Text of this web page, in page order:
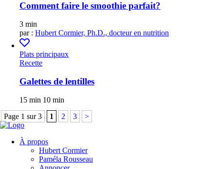
Comment faire le smoothie parfait?
3 min
par : Hubert Cormier, Ph.D., docteur en nutrition
Plats principaux
Recette
Galettes de lentilles
15 min 10 min
Page 1 sur 3
1 2 3 >
À propos
Hubert Cormier
Paméla Rousseau